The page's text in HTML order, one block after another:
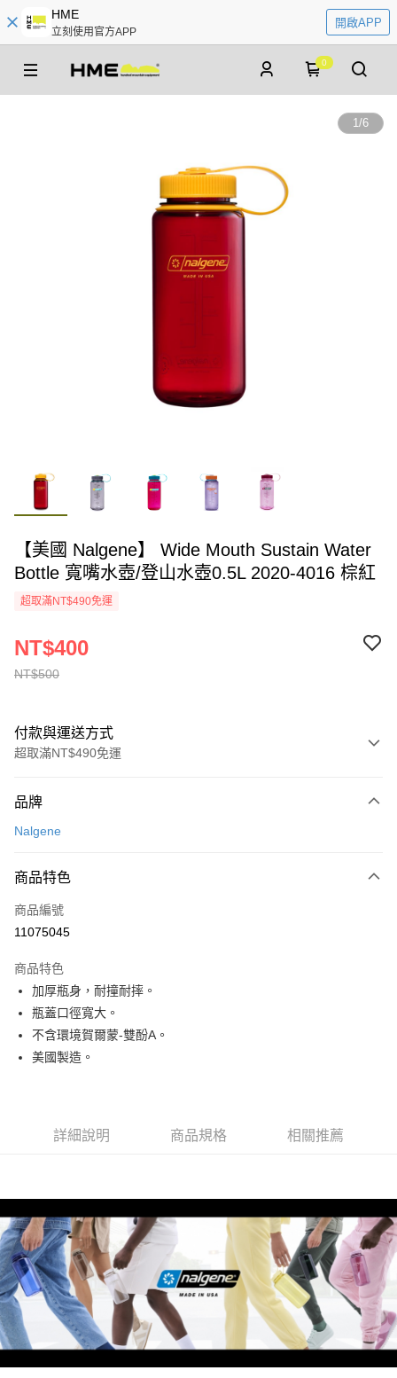
HME
立刻使用官方APP
開啟APP
0
1/6
【美國 Nalgene】 Wide Mouth Sustain Water
Bottle 寬嘴水壺/登山水壺0.5L 2020-4016 棕紅
超取滿NT$490免運
NT$500
NT$400
付款與運送方式
超取滿NT$490免運
信用卡一次付款
3 期 0 利率 每期
合作金庫商業銀行
上海商業儲蓄銀行
臺灣中小企業銀行
匯豐（台灣）商業銀行
聯邦商業銀行
元大商業銀行
玉山商業銀行
超商取貨付款
LINE Pay
Apple Pay
ATM付款
運送方式
付款後全家取貨
每筆NT$60，滿NT$490(含以上)免運費
付款後7-11取貨
每筆NT$60，滿NT$490(含以上)免運費
宅配
每筆NT$80，滿NT$490(含以上)免運費
品牌
Nalgene
商品特色
商品編號
11075045
商品特色
加厚瓶身，耐撞耐摔。
瓶蓋口徑寬大。
不含環境賀爾蒙-雙酚A。
美國製造。
詳細說明 商品規格 相關推薦